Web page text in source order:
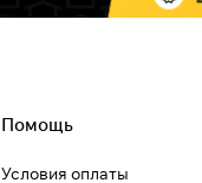
Помощь
Условия оплаты